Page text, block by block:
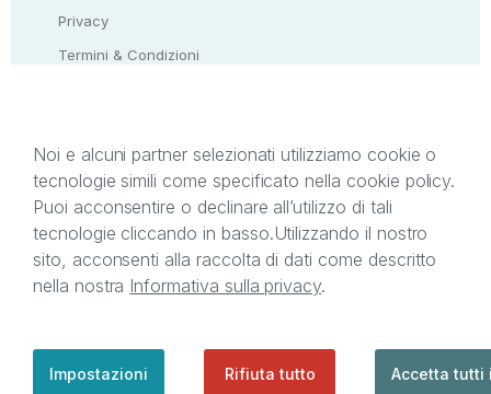
Privacy
Termini & Condizioni
Il presente sito web è di proprietà di StreetLib S.r.l.
titolare di tutti i diritti di proprietà intellettuale
afferenti ai marchi, loghi e segni distintivi presenti
sul sito web. Si invita l’utente a prendere visione
support@streetlib.com
Noi e alcuni partner selezionati utilizziamo cookie o
tecnologie simili come specificato nella cookie policy.
Puoi acconsentire o declinare all’utilizzo di tali
tecnologie cliccando in basso.Utilizzando il nostro
sito, acconsenti alla raccolta di dati come descritto
nella nostra Informativa sulla privacy.
Impostazioni Rifiuta tutto Accetta tutti